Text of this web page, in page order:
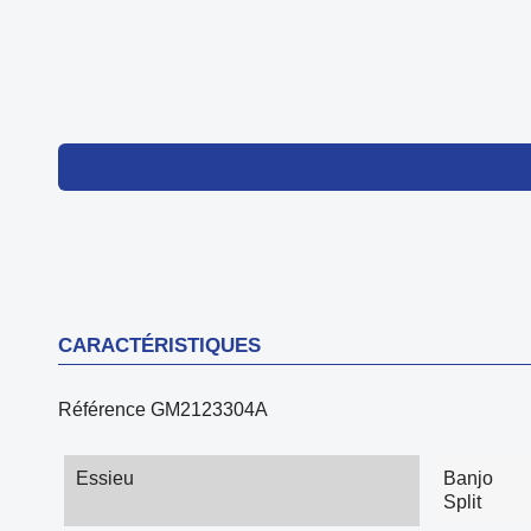
CARACTÉRISTIQUES
Référence GM2123304A
Essieu
Banjo
Split